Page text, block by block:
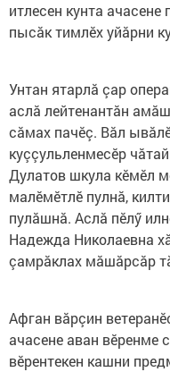
итлесен кунта
пысăк тимлӗх уйăрни
Унтан ятарлă çар
аслă лейтенантăн
сăмах пачӗç. Вăл
куççульленмесӗр
Дулатов шкула кӗмӗл
малӗмӗтлӗ пулнă,
пулăшнă. Аслă пӗлӳ
Надежда Николаевна
çамрăклах мăшăрсăр
Афган вăрçин
ачасене аван вӗренме
вӗрентекен кашни